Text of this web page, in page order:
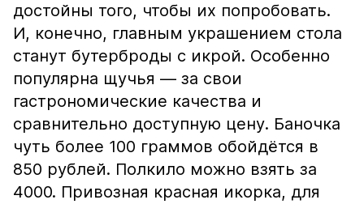
достойны того, чтобы их попробовать.
И, конечно, главным украшением стола
станут бутерброды с икрой. Особенно
популярна щучья — за свои
гастрономические качества и
сравнительно доступную цену. Баночка
чуть более 100 граммов обойдётся в
850 рублей. Полкило можно взять за
4000. Привозная красная икорка, для